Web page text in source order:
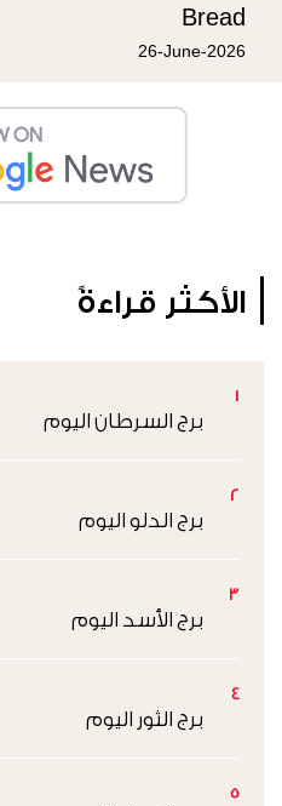
Bread
26-June-2026
الأكثر قراءةً
1
برج السرطان اليوم
2
برج الدلو اليوم
3
برج الأسد اليوم
4
برج الثور اليوم
5